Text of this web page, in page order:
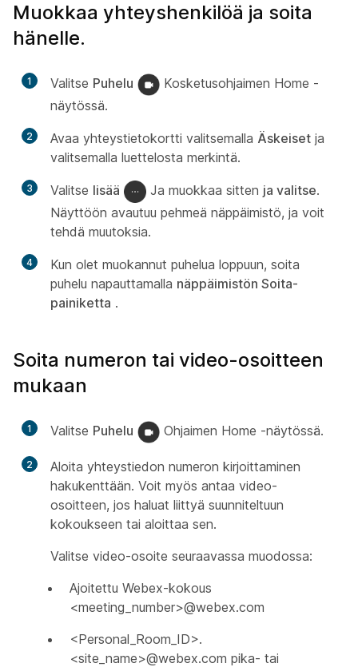
Muokkaa yhteyshenkilöä ja soita
hänelle.
1 Valitse Puhelu
Kosketusohjaimen Home -
näytössä.
2 Avaa yhteystietokortti valitsemalla Äskeiset ja
valitsemalla luettelosta merkintä.
3 Valitse lisää Ja muokkaa sitten ja valitse.
Näyttöön avautuu pehmeä näppäimistö, ja voit
tehdä muutoksia.
4
Kun olet muokannut puhelua loppuun, soita
puhelu napauttamalla näppäimistön Soita-
painiketta .
Soita numeron tai video-osoitteen
mukaan
1 Valitse Puhelu Ohjaimen Home -näytössä.
2
Aloita yhteystiedon numeron kirjoittaminen
hakukenttään. Voit myös antaa video-
osoitteen, jos haluat liittyä suunniteltuun
kokoukseen tai aloittaa sen.
Valitse video-osoite seuraavassa muodossa:
Ajoitettu Webex-kokous
<meeting_number>@webex.com
<Personal_Room_ID>.
<site_name>@webex.com pika- tai